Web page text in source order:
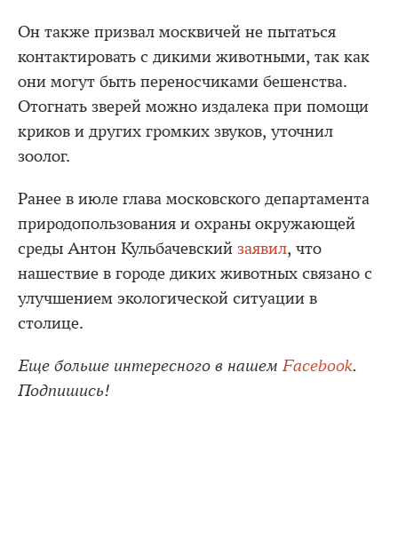
Он также призвал москвичей не пытаться
контактировать с дикими животными, так как
они могут быть переносчиками бешенства.
Отогнать зверей можно издалека при помощи
криков и других громких звуков, уточнил
зоолог.
Ранее в июле глава московского департамента
природопользования и охраны окружающей
среды Антон Кульбачевский заявил, что
нашествие в городе диких животных связано с
улучшением экологической ситуации в
столице.
Еще больше интересного в нашем Facebook.
Подпишись!